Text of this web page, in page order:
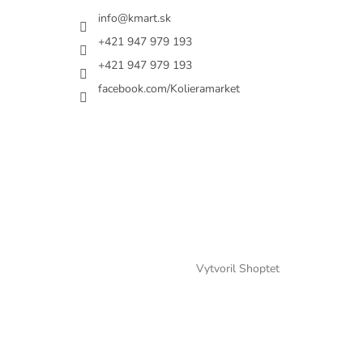
info@kmart.sk
+421 947 979 193
+421 947 979 193
facebook.com/Kolieramarket
Vytvoril Shoptet